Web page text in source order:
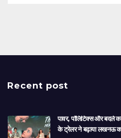
Recent post
पावर, पॉलिटिक्स और बदले
के ट्रेलर ने बढ़ाया लखनऊ का